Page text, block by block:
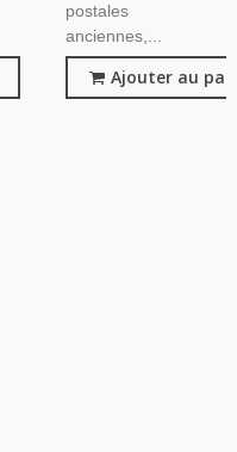
postales
anciennes,...
Ajouter au